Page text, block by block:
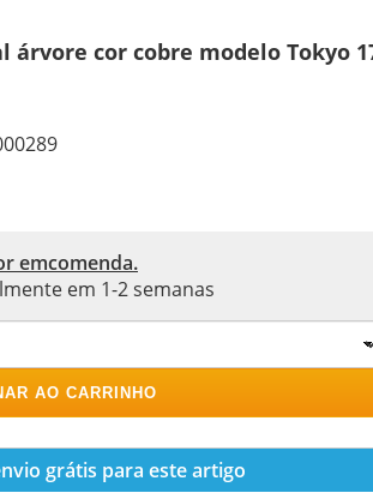
árvore cor cobre modelo Tokyo
emcomenda.
em 1-2 semanas
AO CARRINHO
grátis para este artigo